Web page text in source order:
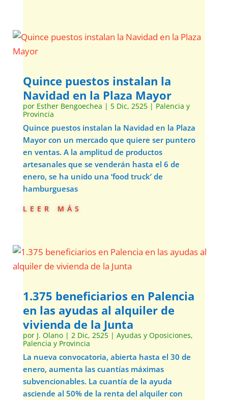
Quince puestos instalan la
Navidad en la Plaza Mayor
por Esther Bengoechea | 5 Dic, 2525| Palencia y
Provincia
Quince puestos instalan la Navidad en la Plaza
Mayor con un mercado que quiere ser puntero
en ventas. A la amplitud de productos
artesanales que se venderán hasta el 6 de
enero, se ha unido una ‘food truck’ de
hamburguesas
leer más
1.375 beneficiarios en Palencia
en las ayudas al alquiler de
vivienda de la Junta
por J. Olano| 2 Dic, 2525| Ayudas y Oposiciones,
Palencia y Provincia
La nueva convocatoria, abierta hasta el 30 de
enero, aumenta las cuantías máximas
subvencionables. La cuantía de la ayuda
asciende al 50% de la renta del alquiler con